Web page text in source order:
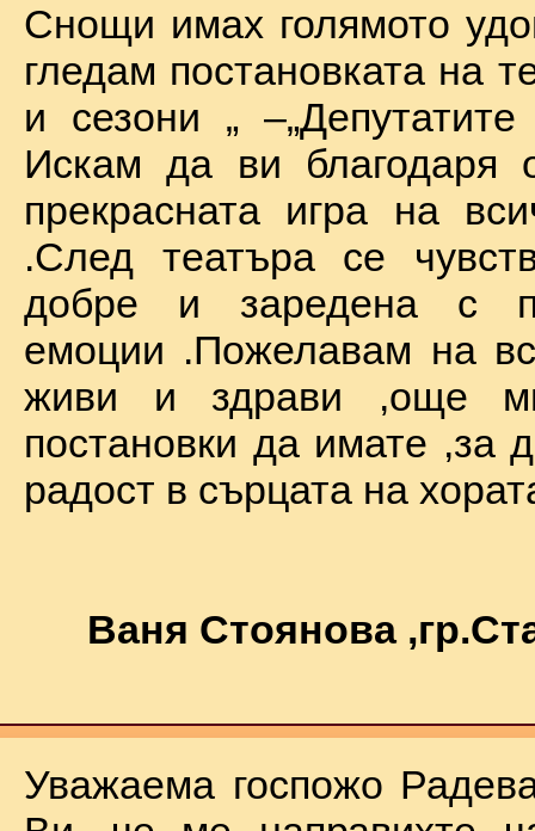
Снощи имах голямото
гледам постановката на
и сезони „
Искам да ви благодаря
прекрасната игра на
.След театъра се
добре и заредена с
емоции .Пожелавам на
живи и здрави ,още
постановки да имате ,за
радост в сърцата на
Ваня Стоянова
Уважаема госпожо